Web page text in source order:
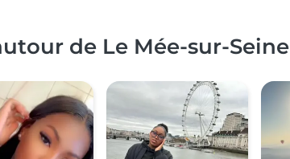
de Le Mée-sur-Seine